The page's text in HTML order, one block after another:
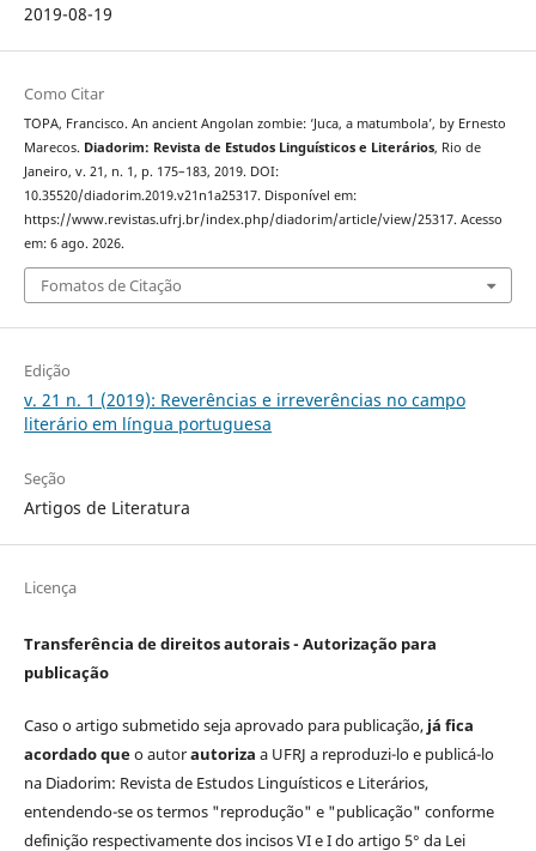
2019-08-19
Como Citar
TOPA, Francisco. An ancient Angolan zombie: ‘Juca, a matumbola’, by Ernesto
Marecos. Diadorim: Revista de Estudos Linguísticos e Literários, Rio de
Janeiro, v. 21, n. 1, p. 175–183, 2019. DOI:
10.35520/diadorim.2019.v21n1a25317. Disponível em:
https://www.revistas.ufrj.br/index.php/diadorim/article/view/25317. Acesso
em: 6 ago. 2026.
Fomatos de Citação
Edição
v. 21 n. 1 (2019): Reverências e irreverências no campo
literário em língua portuguesa
Seção
Artigos de Literatura
Licença
Transferência de direitos autorais - Autorização para
publicação
Caso o artigo submetido seja aprovado para publicação, já fica
acordado queo autorautoriza a UFRJ a reproduzi-lo e publicá-lo
na Diadorim: Revista de Estudos Linguísticos e Literários,
entendendo-se os termos "reprodução" e "publicação" conforme
definição respectivamente dos incisos VI e I do artigo 5° da Lei